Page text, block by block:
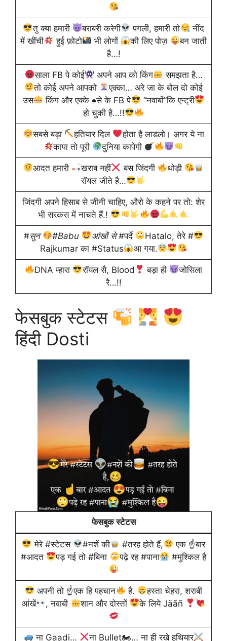
तु क्या हमारी बराबरी करेगी ‪पगली, हमारी तो
नींद
में खींची
हुई फ़ोटो भी लोगों की लिए पोज़
बन जाती
है…!
साला FB पे कोई अपने आप को किंग
समझता है…
तो कोई अपने आपको
एक्का… अरे जा के बोल दो कोई
उस
किंग और एक्के♠️से के FB पे
“नवाबों”कि एन्ट्री
हो चुकी है…!!
सबसे बड़ा हतियार दिल
होता है लाडलो। अगर ये ना
कापा तो पूरी
दुनिया कापेगी
आदत हमारी खराब नहीं बस जिंदगी
थोड़ी
रॉयल जीते है…
जिंदगी अपने हिसाब से जीनी चाहिए, औरो के कहने पर तो: शेर
भी सरकस में नाचते हैं.!
#सुन #Babu आंखों से #पर्दे
Hatalo, तेरे #
Rajkumar का #Status
आ गया.
DNA म्हारा रॉयल सै, Blood बड़ा ही
जोसिला
रै…!!
फेसबुक स्टेटस
हिंदी Dosti
फेसबुक स्टेटस
मेरे #स्टेटस #नशें की #तरह होते हैं, एक ☝बार
#आदत
पड़ गई तो #बिना पढ़े रह #पाना #मुश्किल है
अपनी तो ☝एक हि पहचान है.
हस्ता चेहरा, शराबी
आंखें
, नवाबी शान और दोस्तों के लिये Jäãñ
ना Gaadi… ना Bullet🏍… ना ही रखे हथियार